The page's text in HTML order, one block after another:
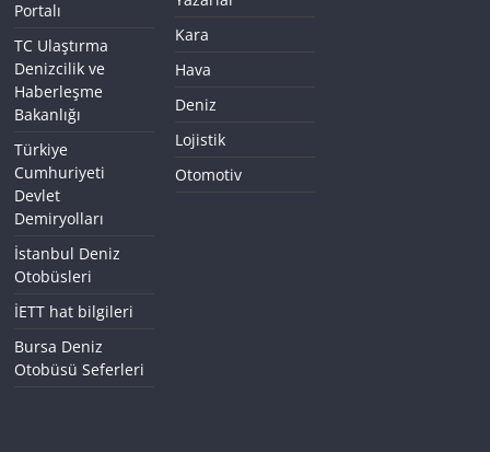
Portalı
TC Ulaştırma
Denizcilik ve
Haberleşme
Bakanlığı
Türkiye
Cumhuriyeti
Devlet
Demiryolları
İstanbul Deniz
Otobüsleri
İETT hat bilgileri
Bursa Deniz
Otobüsü Seferleri
Kara
Hava
Deniz
Lojistik
Otomotiv